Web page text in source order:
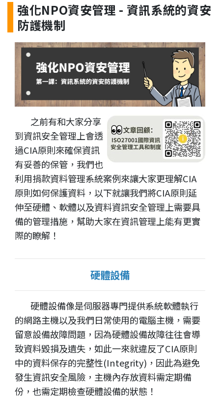
強化NPO資安管理 - 資訊系統的資安
防護機制
之前有和大家分享
到資訊安全管理上會透
過CIA原則來確保資訊
有妥善的保管，我們也
利用捐款資料管理系統案例來讓大家更理解CIA
原則如何保護資料，以下就讓我們將CIA原則延
伸至硬體、軟體以及資料資訊安全管理上需要具
備的管理措施，幫助大家在資訊管理上能有更實
際的瞭解！
硬體設備
硬體設備像是伺服器專門提供系統軟體執行
的網路主機以及我們日常使用的電腦主機，需要
留意設備故障問題，因為硬體設備故障往往會導
致資料毀損及遺失，如此一來就違反了CIA原則
中的資料保存的完整性(Integrity)，因此為避免
發生資訊安全風險，主機內存放資料需定期備
份，也需定期檢查硬體設備的狀態！